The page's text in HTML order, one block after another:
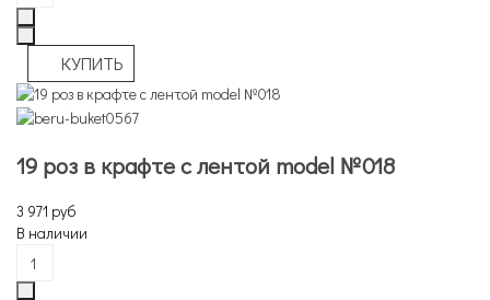
19 роз в крафте с лентой model №018
3 971 руб
В наличии